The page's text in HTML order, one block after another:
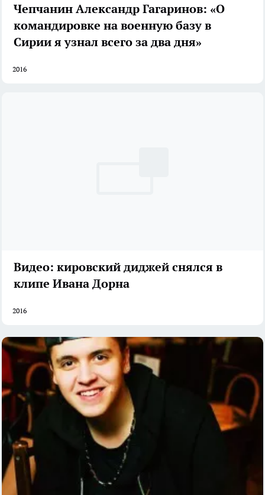
Чепчанин Александр Гагаринов: «О
командировке на военную базу в
Сирии я узнал всего за два дня»
2016
Видео: кировский диджей снялся в
клипе Ивана Дорна
2016